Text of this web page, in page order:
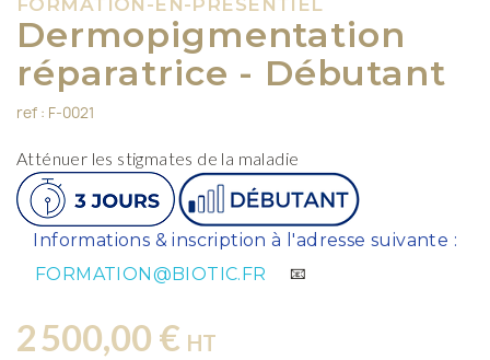
FORMATION-EN-PRESENTIEL
Dermopigmentation
réparatrice - Débutant
ref : F-0021
Atténuer les stigmates de la maladie
Informations & inscription à l'adresse suivante :
FORMATION@BIOTIC.FR
📧
2 500,00 € HT